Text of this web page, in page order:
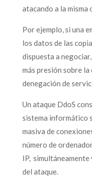
atacando a la misma
Por ejemplo, si una
los datos de las
dispuesta a
más presión sobre la
denegación de
Un ataque DdoS
sistema informático
masiva de
número de
IP,
del ataque.